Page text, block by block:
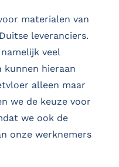
materialen van
leveranciers.
veel
kunnen hieraan
alleen maar
we de keuze voor
we ook de
onze werknemers